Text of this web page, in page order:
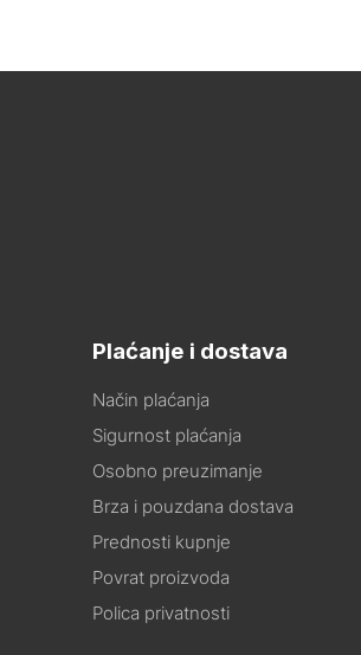
Plaćanje i dostava
Način plaćanja
Sigurnost plaćanja
Osobno preuzimanje
Brza i pouzdana dostava
Prednosti kupnje
Povrat proizvoda
Polica privatnosti